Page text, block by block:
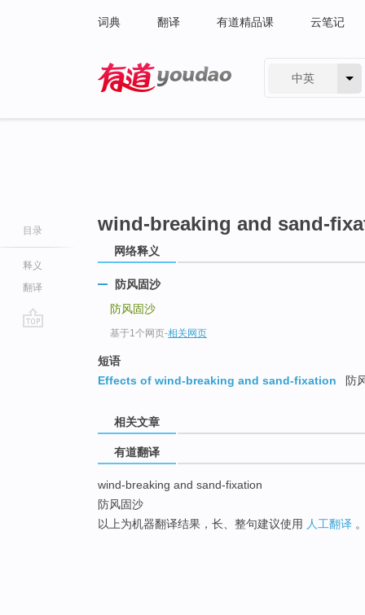
词典 翻译 有道精品课 云笔记
中英
目录
释义
翻译
wind-breaking and sand-
网络释义
防风固沙
防风固沙
基于1个网页-相关网页
短语
Effects of wind-breaking and sand-fixation
防
相关文章
有道翻译
wind-breaking and sand-fixation
防风固沙
以上为机器翻译结果，长、整句建议使用 人工翻译